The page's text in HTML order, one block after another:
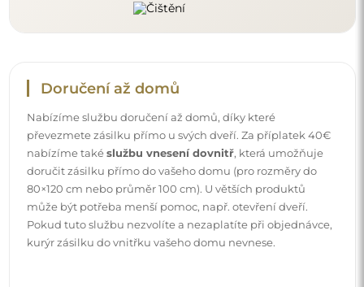
Návody
Aby byla montáž a používání našeho zrcadla snadné a
bezstarostné, připravili jsme pro vás podrobné návody.
Najdete v nich všechny kroky nezbytné ke správné
montáži zrcadla, a také rady týkající se jeho péče, čištění a
údržby, abyste se mohli dlouho těšit z jeho bezvadného
vzhledu.
Prohlédněte si návody k montáži a použití.